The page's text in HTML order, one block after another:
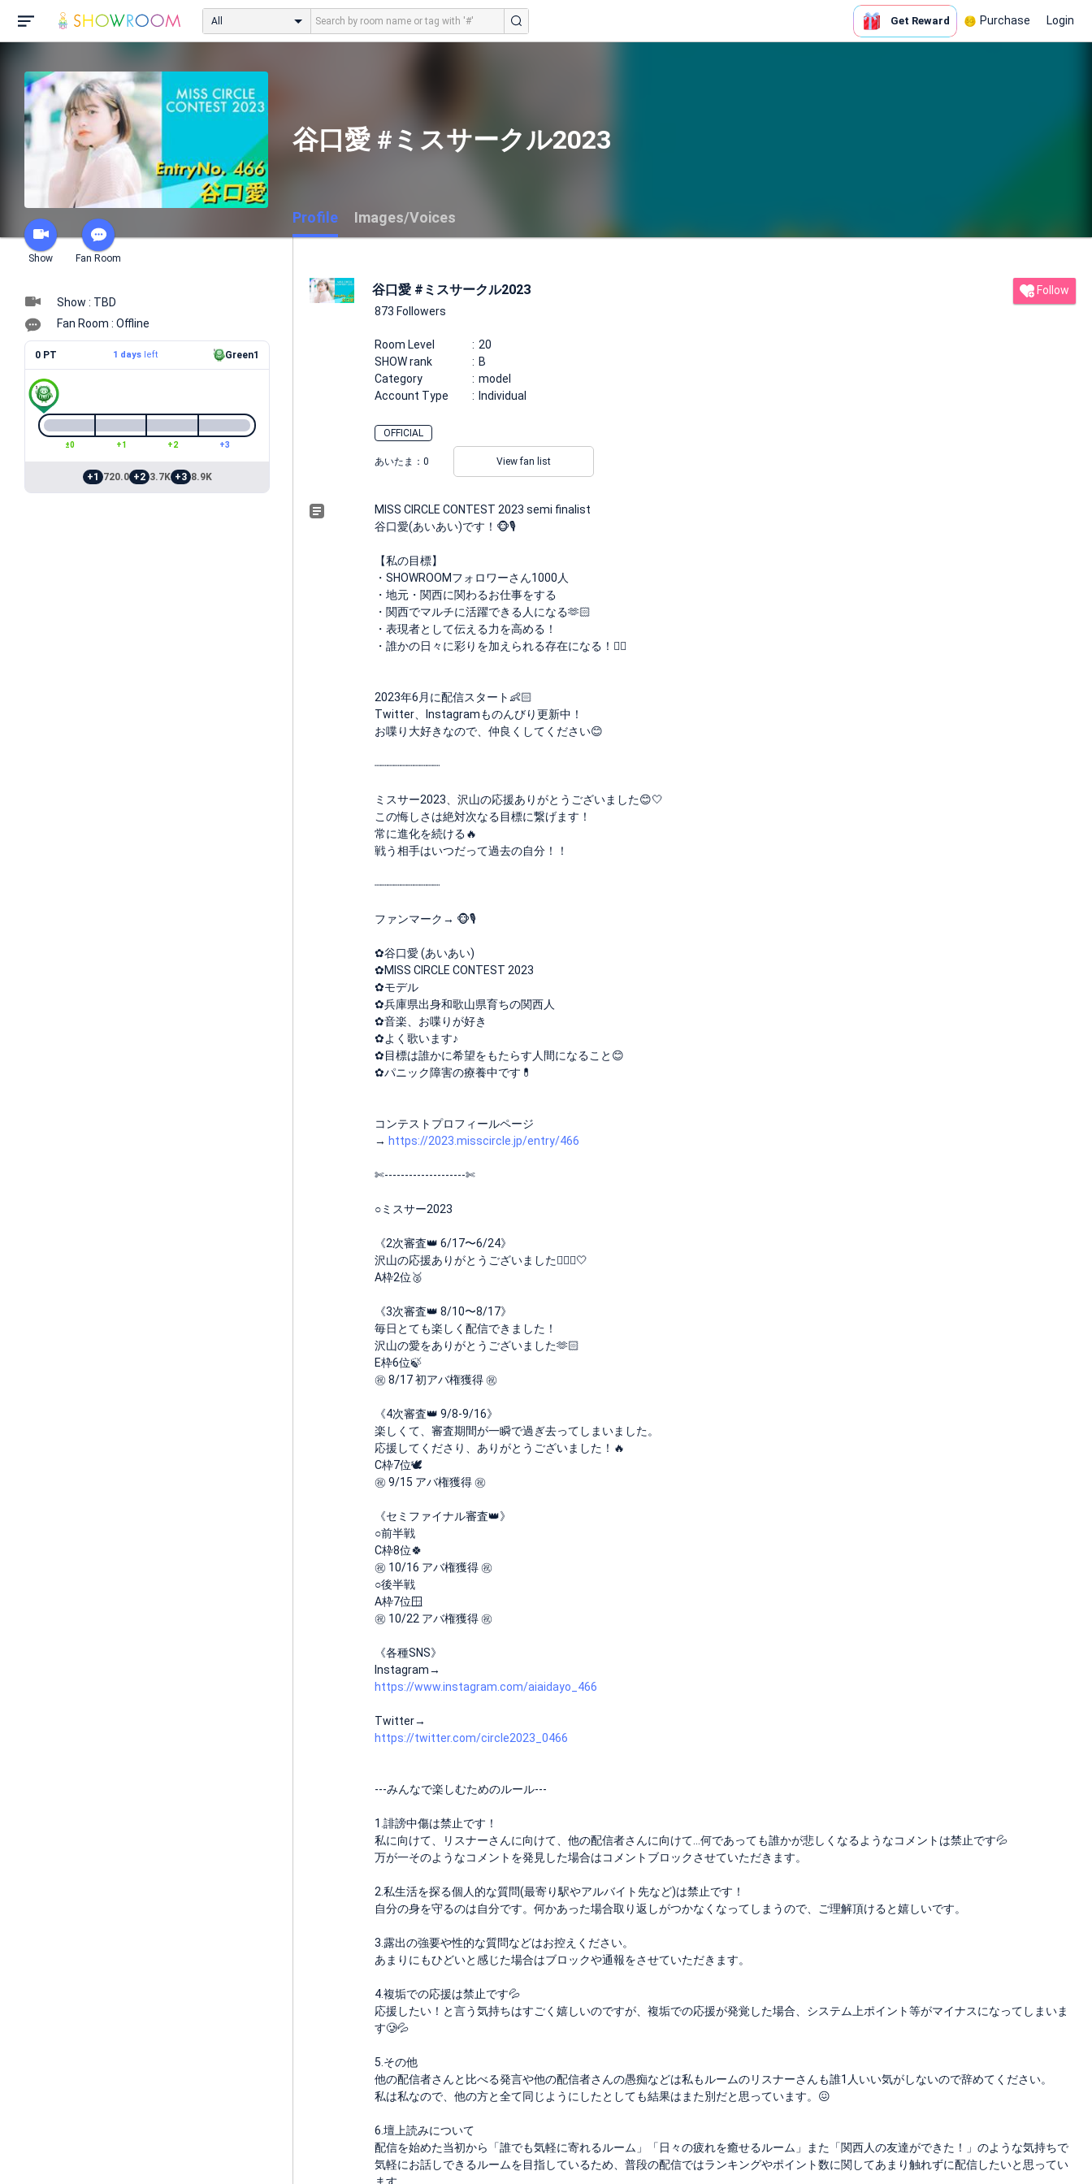
All Get Reward Purchase Login
Show Fan Room
谷口愛 #ミスサークル2023
Profile Images/Voices
Show : TBD
Fan Room : Offline
0 PT 1 daysleft Green1
±0 +1 +2 +3
+1 720.0 +2 3.7K +3 8.9K
谷口愛 #ミスサークル2023
873 Followers
Follow
Room Level
20
SHOW rank
B
Category
model
Account Type
Individual
OFFICIAL
あいたま： 0 View fan list
MISS CIRCLE CONTEST 2023 semi finalist
谷口愛(あいあい)です！🐵🎙️
【私の目標】
・SHOWROOMフォロワーさん1000人
・地元・関西に関わるお仕事をする
・関西でマルチに活躍できる人になる🫶🏻
・表現者として伝える力を高める！
・誰かの日々に彩りを加えられる存在になる！✊🏻
2023年6月に配信スタート👶🏻
Twitter、Instagramものんびり更新中！
お喋り大好きなので、仲良くしてください😊
┈┈┈┈┈┈┈┈┈┈
ミスサー2023、沢山の応援ありがとうございました😊🤍
この悔しさは絶対次なる目標に繋げます！
常に進化を続ける🔥
戦う相手はいつだって過去の自分！！
┈┈┈┈┈┈┈┈┈┈
ファンマーク→ 🐵🎙️
✿谷口愛 (あいあい)
✿MISS CIRCLE CONTEST 2023
︎✿モデル
✿兵庫県出身和歌山県育ちの関西人
✿音楽、お喋りが好き
✿よく歌います♪
✿目標は誰かに希望をもたらす人間になること😊
︎✿パニック障害の療養中です💊
コンテストプロフィールページ
→ https://2023.misscircle.jp/entry/466
✄-------------------‐✄
○ミスサー2023
《2次審査👑 6/17〜6/24》
沢山の応援ありがとうございました🙇🏻‍♀️🤍
A枠2位🥈
《3次審査👑 8/10〜8/17》
毎日とても楽しく配信できました！
沢山の愛をありがとうございました🫶🏻
E枠6位🍃
㊗️ 8/17 初アバ権獲得 ㊗️
《4次審査👑 9/8-9/16》
楽しくて、審査期間が一瞬で過ぎ去ってしまいました。
応援してくださり、ありがとうございました！🔥
C枠7位🕊️
㊗️ 9/15 アバ権獲得 ㊗️
《セミファイナル審査👑》
○前半戦
C枠8位🍀
㊗️ 10/16 アバ権獲得 ㊗️
○後半戦
A枠7位🪟
㊗️ 10/22 アバ権獲得 ㊗️
《各種SNS》
Instagram→
https://www.instagram.com/aiaidayo_466
Twitter→
https://twitter.com/circle2023_0466
---みんなで楽しむためのルール---
1.誹謗中傷は禁止です！
私に向けて、リスナーさんに向けて、他の配信者さんに向けて…何であっても誰かが悲しくなるようなコメントは禁止です💦
万が一そのようなコメントを発見した場合はコメントブロックさせていただきます。
2.私生活を探る個人的な質問(最寄り駅やアルバイト先など)は禁止です！
自分の身を守るのは自分です。何かあった場合取り返しがつかなくなってしまうので、ご理解頂けると嬉しいです。
3.露出の強要や性的な質問などはお控えください。
あまりにもひどいと感じた場合はブロックや通報をさせていただきます。
4.複垢での応援は禁止です💦
応援したい！と言う気持ちはすごく嬉しいのですが、複垢での応援が発覚した場合、システム上ポイント等がマイナスになってしまいま
す🥲💦
5.その他
他の配信者さんと比べる発言や他の配信者さんの愚痴などは私もルームのリスナーさんも誰1人いい気がしないので辞めてください。
私は私なので、他の方と全て同じようにしたとしても結果はまた別だと思っています。😖
6.壇上読みについて
配信を始めた当初から「誰でも気軽に寄れるルーム」「日々の疲れを癒せるルーム」また「関西人の友達ができた！」のような気持ちで
気軽にお話しできるルームを目指しているため、普段の配信ではランキングやポイント数に関してあまり触れずに配信したいと思ってい